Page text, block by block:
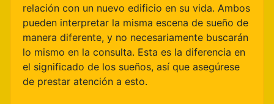
relación con un nuevo edificio en su vida. Ambos
pueden interpretar la misma escena de sueño de
manera diferente, y no necesariamente buscarán
lo mismo en la consulta. Esta es la diferencia en
el significado de los sueños, así que asegúrese
de prestar atención a esto.